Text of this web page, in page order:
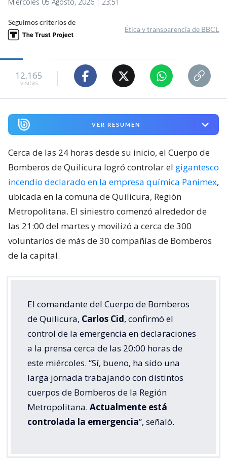
Miércoles 05 Agosto, 2026 | 23:51
Seguimos criterios de
Ética y transparencia de BBCL
12.165
visitas
VER RESUMEN
Cerca de las 24 horas desde su inicio, el Cuerpo de
Bomberos de Quilicura logró controlar el gigantesco
incendio declarado en la empresa química Panimex,
ubicada en la comuna de Quilicura, Región
Metropolitana. El siniestro comenzó alrededor de
las 21:00 del martes y movilizó a cerca de 300
voluntarios de más de 30 compañías de Bomberos
de la capital.
El comandante del Cuerpo de Bomberos
de Quilicura, Carlos Cid, confirmó el
control de la emergencia en declaraciones
a la prensa cerca de las 20:00 horas de
este miércoles. “Sí, bueno, ha sido una
larga jornada trabajando con distintos
cuerpos de Bomberos de la Región
Metropolitana. Actualmente está
controlada la emergencia”, señaló.